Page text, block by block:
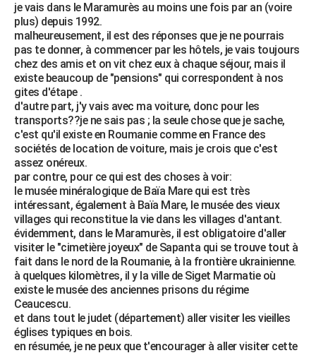
COPAINS D'AVANT
S'inscrire
Se connecter
Lycées
Collèges
Primaires
Universités
Entreprises
Service militaire
Avis de recherche
AVIS DE DÉCÈS
FORUM
Bricolage
Lifestyle
Culture
Sport
Auto
Television
Voyage
Cinema
je vais dans le Maramurès au moins une fois par an (voire
plus) depuis 1992.
malheureusement, il est des réponses que je ne pourrais
pas te donner, à commencer par les hôtels, je vais toujours
chez des amis et on vit chez eux à chaque séjour, mais il
existe beaucoup de "pensions" qui correspondent à nos
gites d'étape .
d'autre part, j'y vais avec ma voiture, donc pour les
transports??je ne sais pas ; la seule chose que je sache,
c'est qu'il existe en Roumanie comme en France des
sociétés de location de voiture, mais je crois que c'est
assez onéreux.
par contre, pour ce qui est des choses à voir:
le musée minéralogique de Baïa Mare qui est très
intéressant, également à Baïa Mare, le musée des vieux
villages qui reconstitue la vie dans les villages d'antant.
évidemment, dans le Maramurès, il est obligatoire d'aller
visiter le "cimetière joyeux" de Sapanta qui se trouve tout à
fait dans le nord de la Roumanie, à la frontière ukrainienne.
à quelques kilomètres, il y la ville de Siget Marmatie où
existe le musée des anciennes prisons du régime
Ceaucescu.
et dans tout le judet (département) aller visiter les vieilles
églises typiques en bois.
en résumée, je ne peux que t'encourager à aller visiter cette